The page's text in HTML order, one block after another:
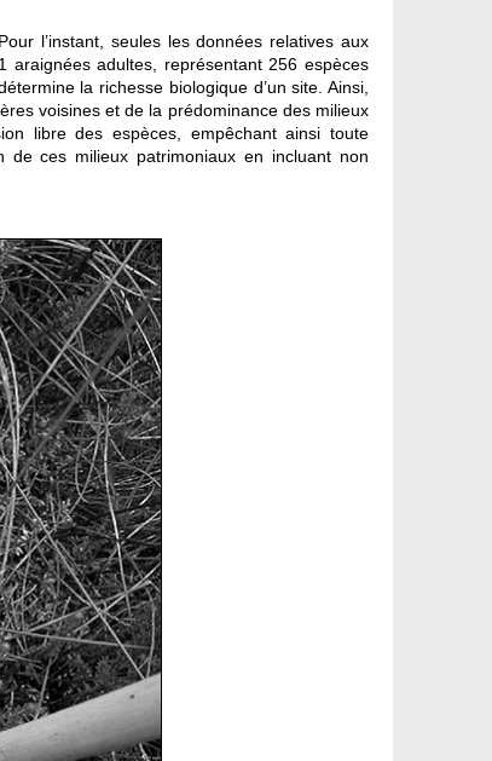
l’instant, seules les données relatives aux
araignées adultes, représentant 256 espèces
la richesse biologique d’un site. Ainsi,
voisines et de la prédominance des milieux
libre des espèces, empêchant ainsi toute
de ces milieux patrimoniaux en incluant non